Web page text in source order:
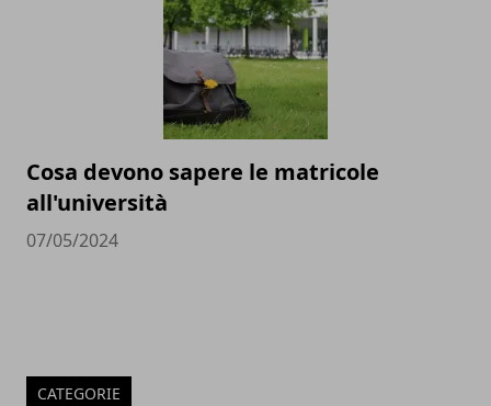
Cosa devono sapere le matricole
all'università
07/05/2024
CATEGORIE